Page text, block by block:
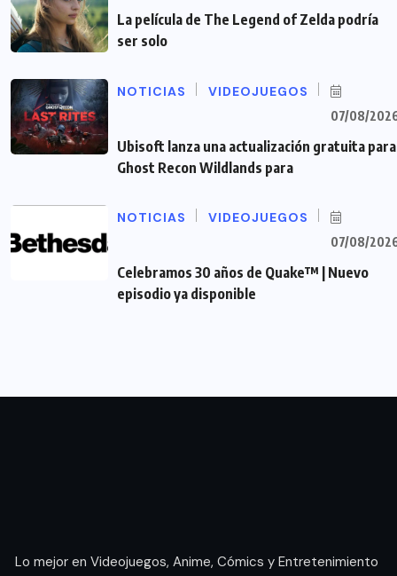
La película de The Legend of Zelda podría
ser solo
NOTICIAS VIDEOJUEGOS
07/08/
Ubisoft lanza una actualización gratuita para
Ghost Recon Wildlands para
NOTICIAS VIDEOJUEGOS
07/08/
Celebramos 30 años de Quake™ | Nuevo
episodio ya disponible
Lo mejor en Videojuegos, Anime, Cómics y Entretenimiento